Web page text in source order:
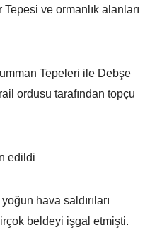
ve ormanlık alanları
Tepeleri ile Debşe
ordusu tarafından topçu
edildi
hava saldırıları
beldeyi işgal etmişti.